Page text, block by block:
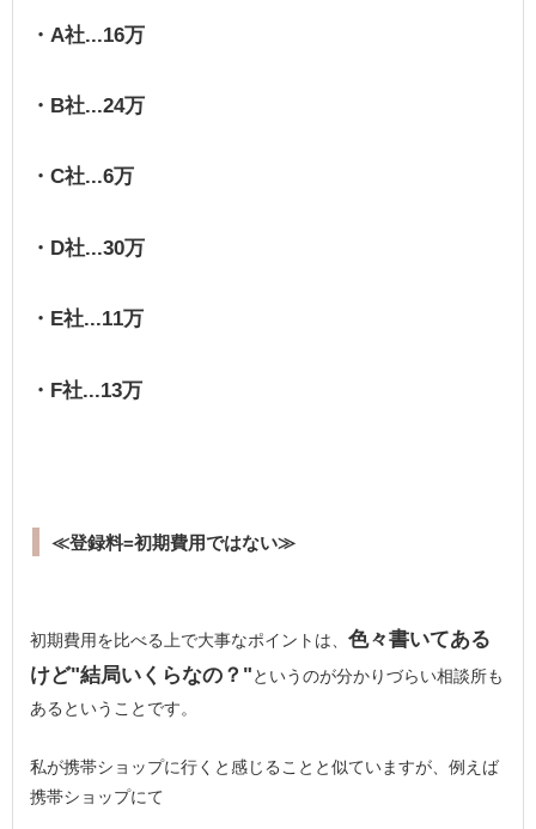
・A社...16万
・B社...24万
・C社...6万
・D社...30万
・E社...11万
・F社...13万
≪登録料=初期費用ではない≫
初期費用を比べる上で大事なポイントは、色々書いてある
けど"結局いくらなの？"というのが分かりづらい相談所も
あるということです。
私が携帯ショップに行くと感じることと似ていますが、例えば
携帯ショップにて